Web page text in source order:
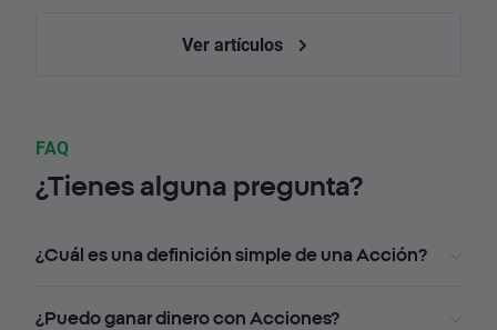
Ver artículos
FAQ
¿Tienes alguna pregunta?
¿Cuál es una definición simple de una Acción?
¿Puedo ganar dinero con Acciones?